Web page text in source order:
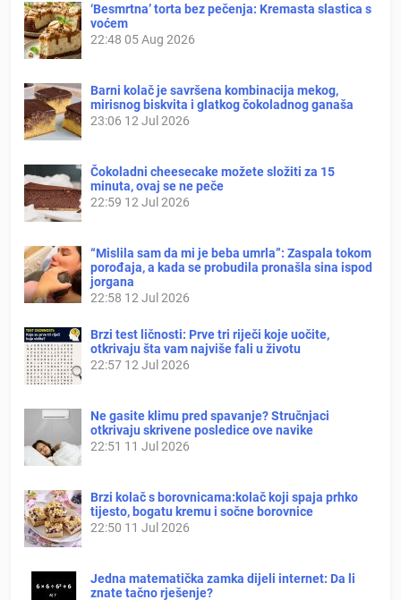
‘Besmrtna’ torta bez pečenja: Kremasta slastica s
voćem
22:48 05 Aug 2026
Barni kolač je savršena kombinacija mekog,
mirisnog biskvita i glatkog čokoladnog ganaša
23:06 12 Jul 2026
Čokoladni cheesecake možete složiti za 15
minuta, ovaj se ne peče
22:59 12 Jul 2026
“Mislila sam da mi je beba umrla”: Zaspala tokom
porođaja, a kada se probudila pronašla sina ispod
jorgana
22:58 12 Jul 2026
Brzi test ličnosti: Prve tri riječi koje uočite,
otkrivaju šta vam najviše fali u životu
22:57 12 Jul 2026
Ne gasite klimu pred spavanje? Stručnjaci
otkrivaju skrivene posledice ove navike
22:51 11 Jul 2026
Brzi kolač s borovnicama:kolač koji spaja prhko
tijesto, bogatu kremu i sočne borovnice
22:50 11 Jul 2026
Jedna matematička zamka dijeli internet: Da li
znate tačno rješenje?